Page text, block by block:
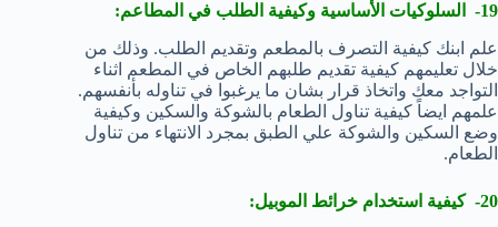
19- السلوكيات الأساسية وكيفية الطلب في المطاعم:
علم ابنك كيفية التصرف بالمطعم وتقديم الطلب. وذلك من
خلال تعليمهم كيفية تقديم طلبهم الخاص في المطعم اثناء
التواجد معك واتخاذ قرار بشان ما يرغبوا في تناوله بأنفسهم.
علمهم ايضاً كيفية تناول الطعام بالشوكة والسكين وكيفية
وضع السكين والشوكة علي الطبق بمجرد الانتهاء من تناول
الطعام.
20- كيفية استخدام خرائط الموبيل: